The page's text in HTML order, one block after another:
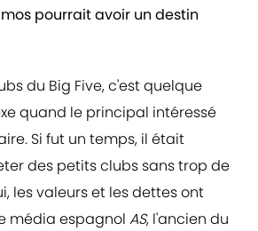
pourrait avoir un destin
du Big Five, c'est quelque
quand le principal intéressé
Si fut un temps, il était
des petits clubs sans trop de
les valeurs et les dettes ont
média espagnol AS, l'ancien du